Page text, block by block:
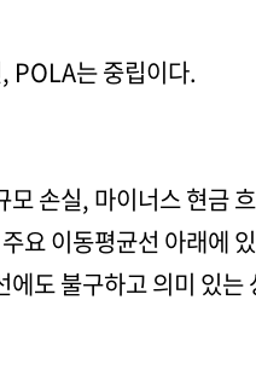
POLA는 중립이다.
손실, 마이너스 현금
요 이동평균선 아래에
도 불구하고 의미 있